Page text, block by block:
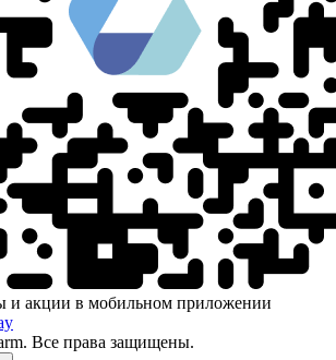
и акции в мобильном приложении
Все права защищены.